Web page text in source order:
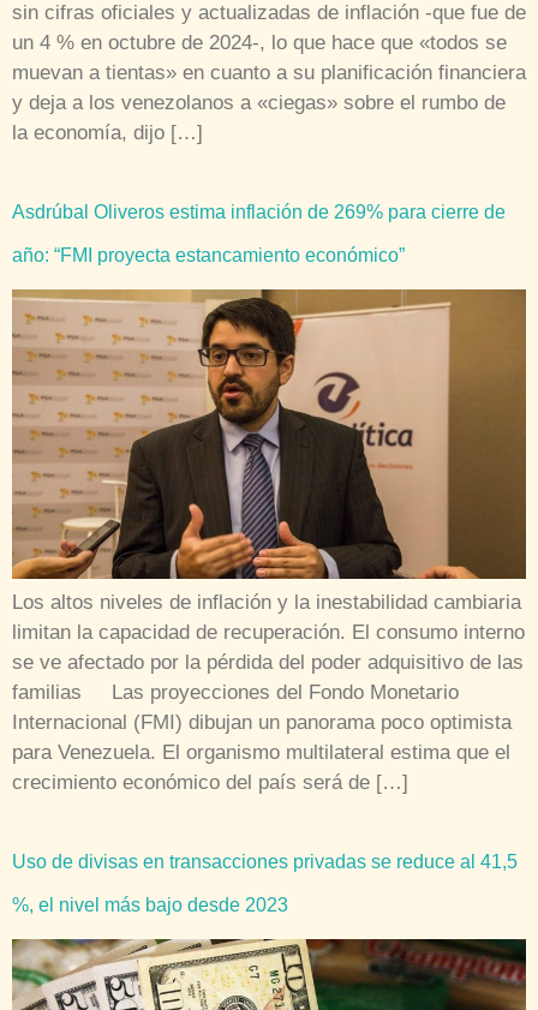
sin cifras oficiales y actualizadas de inflación -que fue de
un 4 % en octubre de 2024-, lo que hace que «todos se
muevan a tientas» en cuanto a su planificación financiera
y deja a los venezolanos a «ciegas» sobre el rumbo de
la economía, dijo […]
Asdrúbal Oliveros estima inflación de 269% para cierre de
año: “FMI proyecta estancamiento económico”
Los altos niveles de inflación y la inestabilidad cambiaria
limitan la capacidad de recuperación. El consumo interno
se ve afectado por la pérdida del poder adquisitivo de las
familias Las proyecciones del Fondo Monetario
Internacional (FMI) dibujan un panorama poco optimista
para Venezuela. El organismo multilateral estima que el
crecimiento económico del país será de […]
Uso de divisas en transacciones privadas se reduce al 41,5
%, el nivel más bajo desde 2023